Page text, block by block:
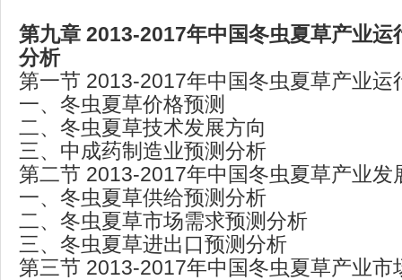
第九章 2013-2017年中国冬虫夏草产业运
分析
第一节 2013-2017年中国冬虫夏草产业运
一、冬虫夏草价格预测
二、冬虫夏草技术发展方向
三、中成药制造业预测分析
第二节 2013-2017年中国冬虫夏草产业发
一、冬虫夏草供给预测分析
二、冬虫夏草市场需求预测分析
三、冬虫夏草进出口预测分析
第三节 2013-2017年中国冬虫夏草产业市